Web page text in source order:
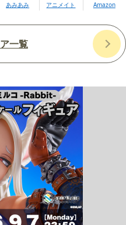
あみあみ アニメイト Amazon
一覧